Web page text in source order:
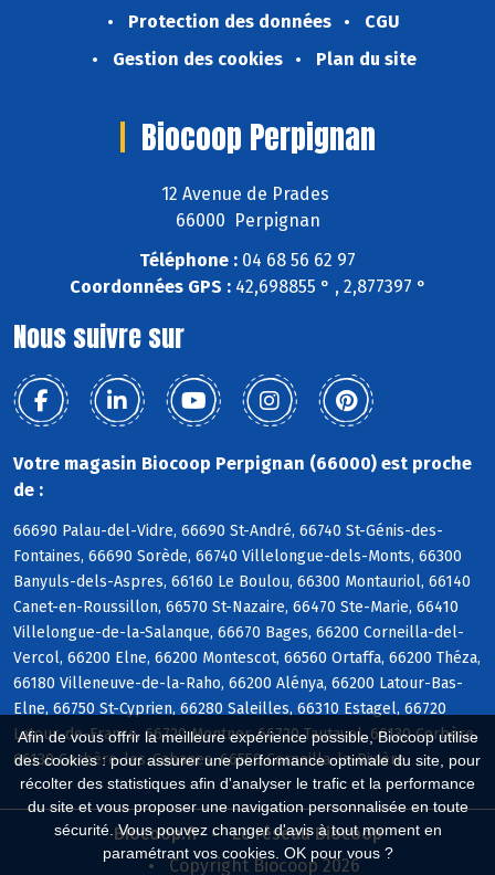
Afin de vous offrir la meilleure expérience possible, Biocoop utilise
des cookies : pour assurer une performance optimale du site, pour
récolter des statistiques afin d'analyser le trafic et la performance
du site et vous proposer une navigation personnalisée en toute
sécurité. Vous pouvez changer d'avis à tout moment en
paramétrant vos cookies. OK pour vous ?
Protection des données
CGU
Gestion des cookies
Plan du site
Biocoop Perpignan
12 Avenue de Prades
66000 Perpignan
Téléphone : 04 68 56 62 97
Coordonnées GPS :42,698855 ° , 2,877397 °
Nous suivre sur
Votre magasin Biocoop Perpignan (66000) est proche
de :
66690 Palau-del-Vidre, 66690 St-André, 66740 St-Génis-des-
Fontaines, 66690 Sorède, 66740 Villelongue-dels-Monts, 66300
Banyuls-dels-Aspres, 66160 Le Boulou, 66300 Montauriol, 66140
Canet-en-Roussillon, 66570 St-Nazaire, 66470 Ste-Marie, 66410
Villelongue-de-la-Salanque, 66670 Bages, 66200 Corneilla-del-
Vercol, 66200 Elne, 66200 Montescot, 66560 Ortaffa, 66200 Théza,
66180 Villeneuve-de-la-Raho, 66200 Alénya, 66200 Latour-Bas-
Elne, 66750 St-Cyprien, 66280 Saleilles, 66310 Estagel, 66720
Latour-de-France, 66720 Montner, 66720 Tautavel, 66130 Corbère,
66130 Corbère-les-Cabanes, 66550 Corneilla-la-Rivière
Biocoop.fr
Le réseau Biocoop
Copyright Biocoop 2026